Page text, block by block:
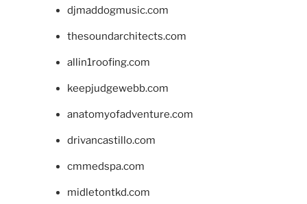
djmaddogmusic.com
thesoundarchitects.com
allin1roofing.com
keepjudgewebb.com
anatomyofadventure.com
drivancastillo.com
cmmedspa.com
midletontkd.com